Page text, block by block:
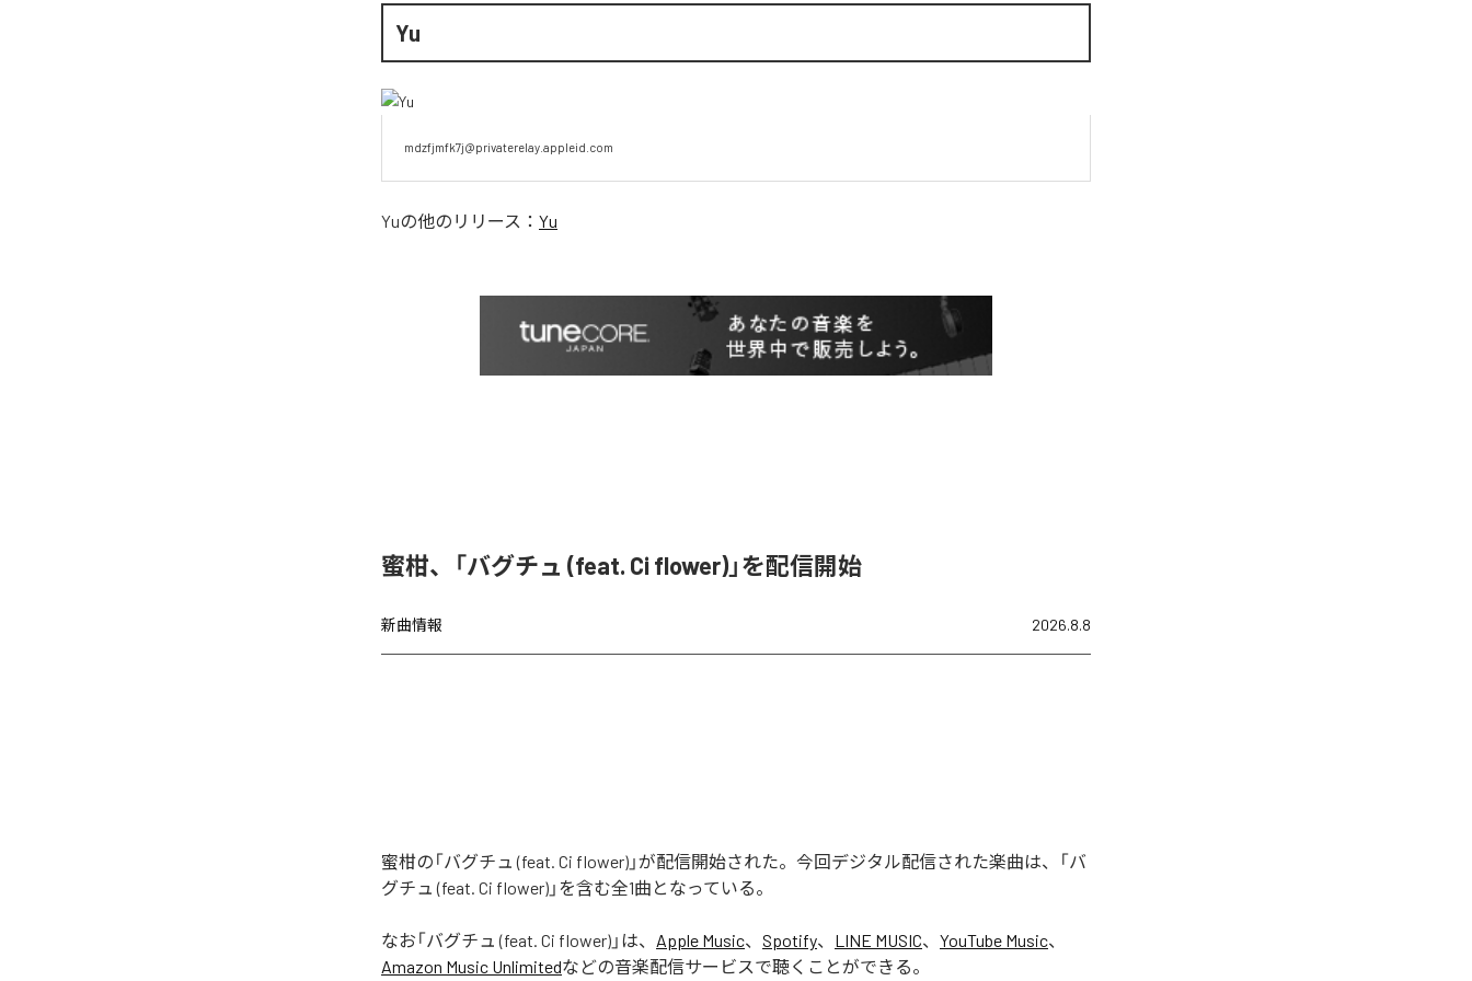
Yu
mdzfjmfk7j@privaterelay.appleid.com
Yuの他のリリース： Yu
蜜柑、「バグチュ (feat. Ci flower)」を配信開始
新曲情報 2026.8.8
蜜柑の「バグチュ (feat. Ci flower)」が配信開始された。今回デジタル配信された楽曲は、「バ
グチュ (feat. Ci flower)」を含む全1曲となっている。
なお「バグチュ (feat. Ci flower) 」は、 Apple Music、 Spotify、 LINE MUSIC、 YouTube Music、
Amazon Music Unlimitedなどの音楽配信サービスで聴くことができる。